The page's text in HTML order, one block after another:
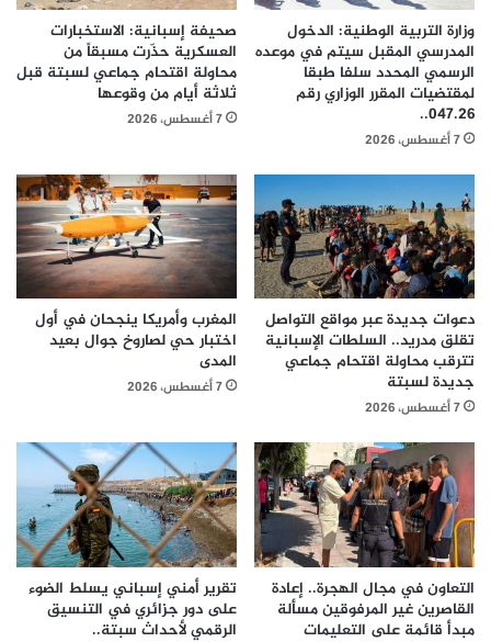
وزارة التربية الوطنية: الدخول
المدرسي المقبل سیتم في موعده
الرسمي المحدد سلفا طبقا
لمقتضیات المقرر الوزاري رقم
047.26..
7 أغسطس، 2026
صحيفة إسبانية: الاستخبارات
العسكرية حذّرت مسبقاً من
محاولة اقتحام جماعي لسبتة قبل
ثلاثة أيام من وقوعها
7 أغسطس، 2026
دعوات جديدة عبر مواقع التواصل
تقلق مدريد.. السلطات الإسبانية
تترقب محاولة اقتحام جماعي
جديدة لسبتة
7 أغسطس، 2026
المغرب وأمريكا ينجحان في أول
اختبار حي لصاروخ جوال بعيد
المدى
7 أغسطس، 2026
التعاون في مجال الهجرة.. إعادة
القاصرين غير المرفوقين مسألة
مبدأ قائمة على التعليمات
تقرير أمني إسباني يسلط الضوء
على دور جزائري في التنسيق
الرقمي لأحداث سبتة..